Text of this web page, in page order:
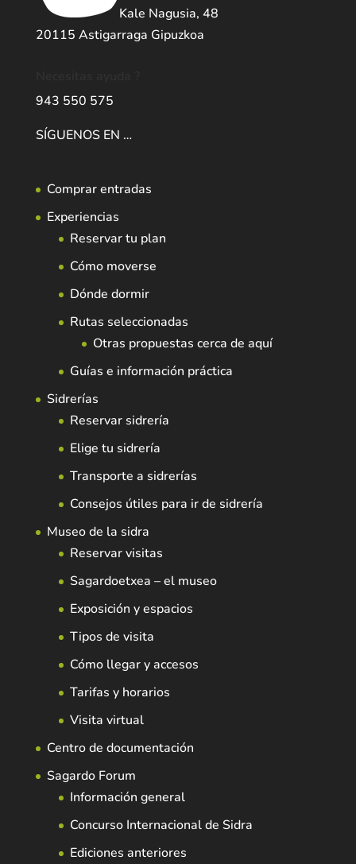
Kale Nagusia, 48
20115 Astigarraga Gipuzkoa
943 550 575
SÍGUENOS EN …
Comprar entradas
Experiencias
Reservar tu plan
Cómo moverse
Dónde dormir
Rutas seleccionadas
Otras propuestas cerca de aquí
Guías e información práctica
Sidrerías
Reservar sidrería
Elige tu sidrería
Transporte a sidrerías
Consejos útiles para ir de sidrería
Museo de la sidra
Reservar visitas
Sagardoetxea – el museo
Exposición y espacios
Tipos de visita
Cómo llegar y accesos
Tarifas y horarios
Visita virtual
Centro de documentación
Sagardo Forum
Información general
Concurso Internacional de Sidra
Ediciones anteriores